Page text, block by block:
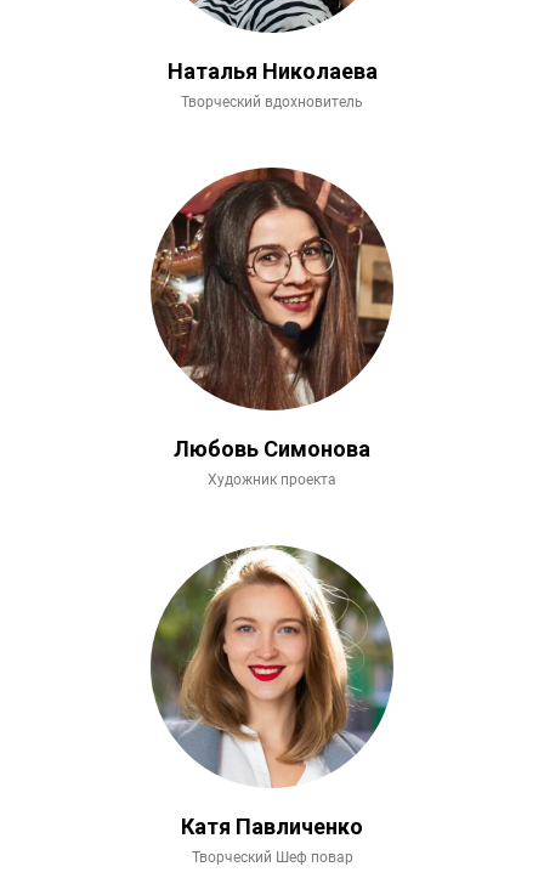
Наталья Николаева
Творческий вдохновитель
Любовь Симонова
Художник проекта
Катя Павличенко
Творческий Шеф повар